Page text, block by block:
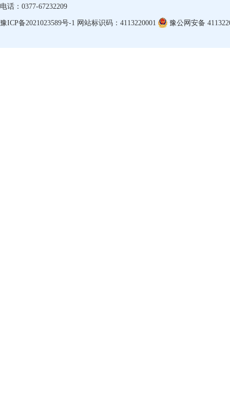
电话：0377-67232209
豫ICP备2021023589号-1 网站标识码：4113220001 豫公网安备